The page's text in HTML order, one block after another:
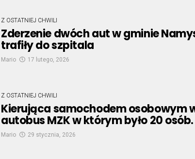
Z OSTATNIEJ CHWILI
Zderzenie dwóch aut w gminie
trafiły do szpitala
Mario 17 lutego, 2026
Z OSTATNIEJ CHWILI
Kierująca samochodem osobowym
autobus MZK w którym było 20
Mario 29 stycznia, 2026